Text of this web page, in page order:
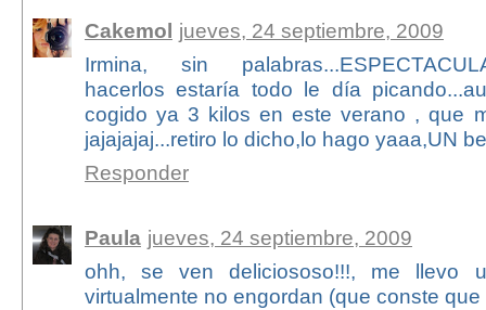
Cakemol jueves, 24 septiembre, 2009
Irmina, sin
hacerlos estaría todo le día
cogido ya 3 kilos en este verano , que
jajajajaj...retiro lo dicho,lo hago yaaa,UN
Responder
Paula jueves, 24 septiembre, 2009
ohh, se ven deliciososo!!!, me llevo
virtualmente no engordan (que conste